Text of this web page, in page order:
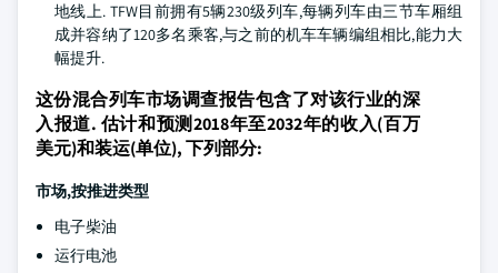
地线上. TFW目前拥有5辆230级列车,每辆列车由三节车厢组
成并容纳了120多名乘客,与之前的机车车辆编组相比,能力大
幅提升.
这份混合列车市场调查报告包含了对该行业的深
入报道. 估计和预测2018年至2032年的收入(百万
美元)和装运(单位), 下列部分:
市场,按推进类型
电子柴油
运行电池